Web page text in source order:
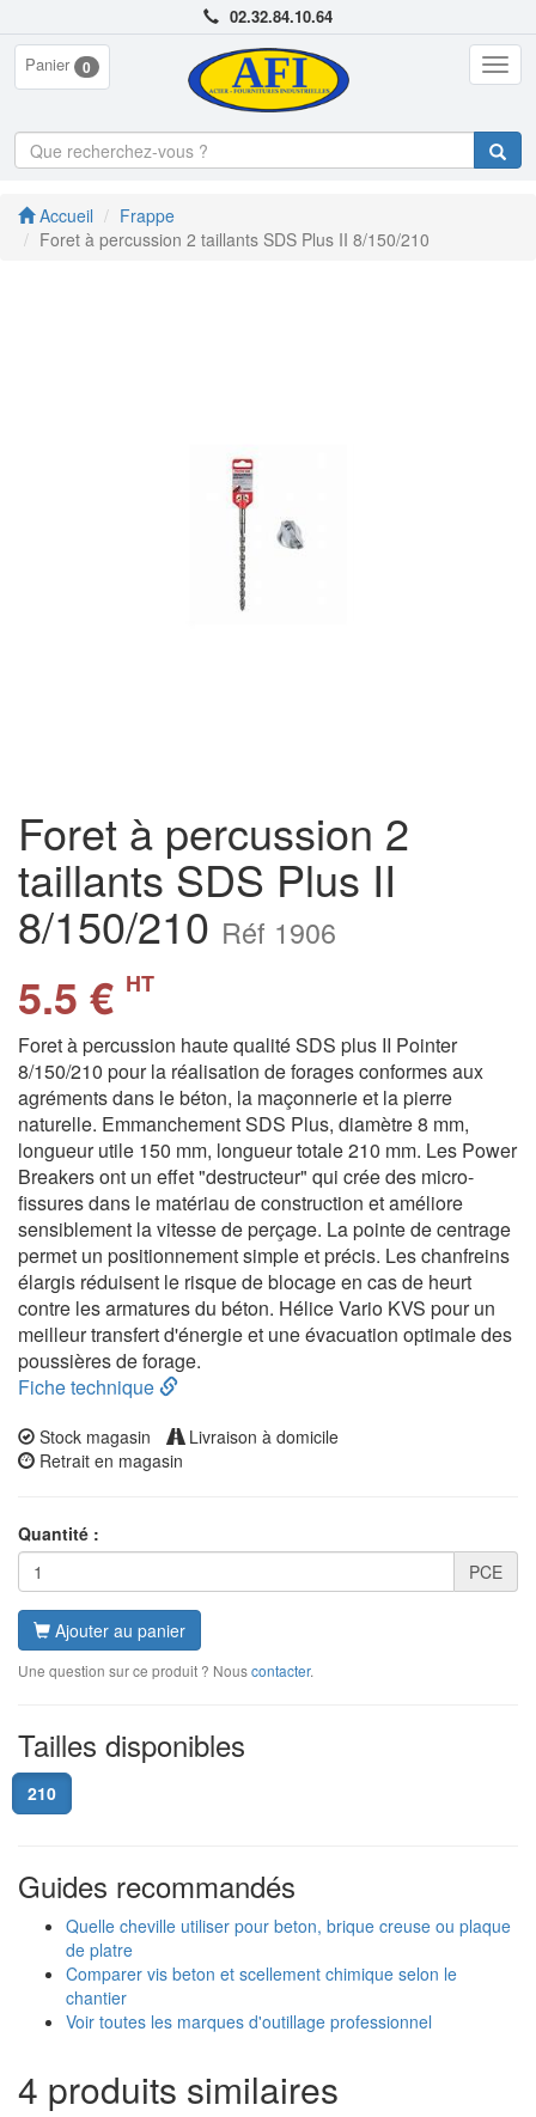
02.32.84.10.64
Panier 0
Accueil
Frappe
Foret à percussion 2 taillants SDS Plus II 8/150/210
Foret à percussion 2
taillants SDS Plus II
8/150/210 Réf 1906
5.5 € HT
Foret à percussion haute qualité SDS plus II Pointer
8/150/210 pour la réalisation de forages conformes aux
agréments dans le béton, la maçonnerie et la pierre
naturelle. Emmanchement SDS Plus, diamètre 8 mm,
longueur utile 150 mm, longueur totale 210 mm. Les Power
Breakers ont un effet "destructeur" qui crée des micro-
fissures dans le matériau de construction et améliore
sensiblement la vitesse de perçage. La pointe de centrage
permet un positionnement simple et précis. Les chanfreins
élargis réduisent le risque de blocage en cas de heurt
contre les armatures du béton. Hélice Vario KVS pour un
meilleur transfert d'énergie et une évacuation optimale des
poussières de forage.
Fiche technique
Stock magasin
Livraison à domicile
Retrait en magasin
Quantité :
PCE
Ajouter au panier
Une question sur ce produit ? Nouscontacter.
Tailles disponibles
210
Guides recommandés
Quelle cheville utiliser pour beton, brique creuse ou plaque
de platre
Comparer vis beton et scellement chimique selon le
chantier
Voir toutes les marques d'outillage professionnel
4 produits similaires